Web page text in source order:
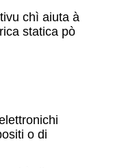
chì aiuta à
statica pò
o di